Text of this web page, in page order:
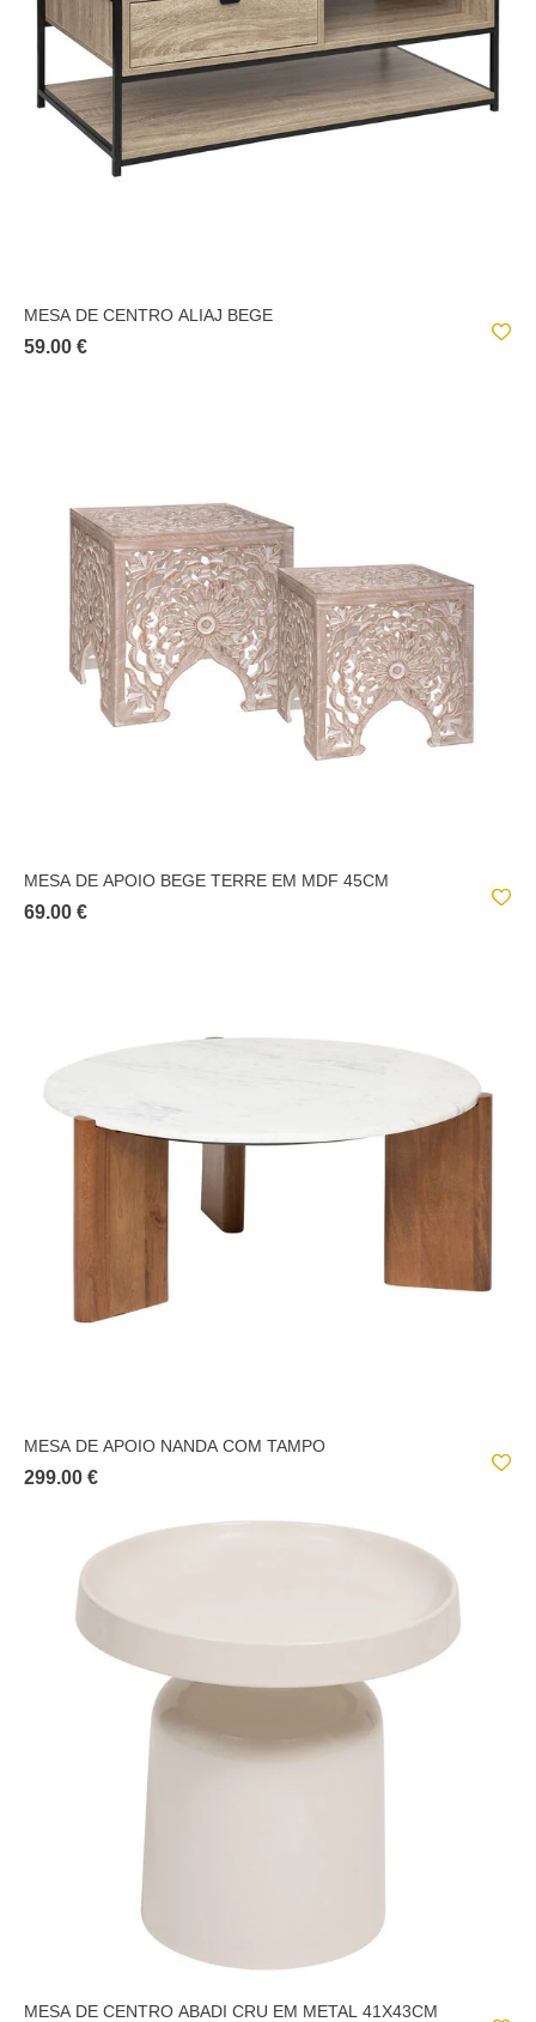
MESA DE CENTRO ALIAJ BEGE
59.00 €
MESA DE APOIO BEGE TERRE EM MDF 45CM
69.00 €
MESA DE APOIO NANDA COM TAMPO
299.00 €
MESA DE CENTRO ABADI CRU EM METAL 41X43CM